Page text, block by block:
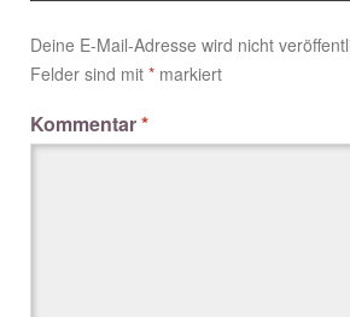
Deine E-Mail-Adresse wird nicht
Felder sind mit * markiert
Kommentar*